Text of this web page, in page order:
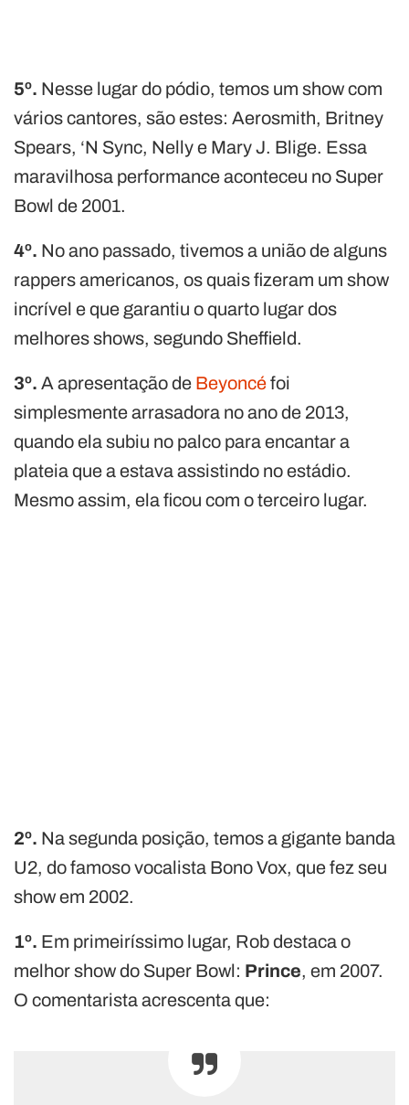
5º. Nesse lugar do pódio, temos um show com
vários cantores, são estes: Aerosmith, Britney
Spears, ‘N Sync, Nelly e Mary J. Blige. Essa
maravilhosa performance aconteceu no Super
Bowl de 2001.
4º. No ano passado, tivemos a união de alguns
rappers americanos, os quais fizeram um show
incrível e que garantiu o quarto lugar dos
melhores shows, segundo Sheffield.
3º. A apresentação de Beyoncéfoi
simplesmente arrasadora no ano de 2013,
quando ela subiu no palco para encantar a
plateia que a estava assistindo no estádio.
Mesmo assim, ela ficou com o terceiro lugar.
2º. Na segunda posição, temos a gigante banda
U2, do famoso vocalista Bono Vox, que fez seu
show em 2002.
1º. Em primeiríssimo lugar, Rob destaca o
melhor show do Super Bowl: Prince, em 2007.
O comentarista acrescenta que: